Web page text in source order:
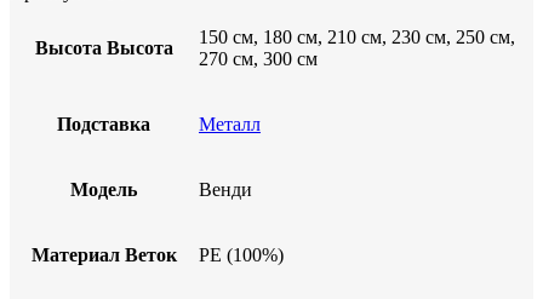
Высота Высота
150 см, 180 см, 210 см, 230 см, 250 см,
270 см, 300 см
Подставка Металл
Модель Венди
Материал Веток PE (100%)